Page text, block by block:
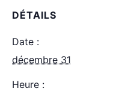
DÉTAILS
Date :
décembre 31
Heure :